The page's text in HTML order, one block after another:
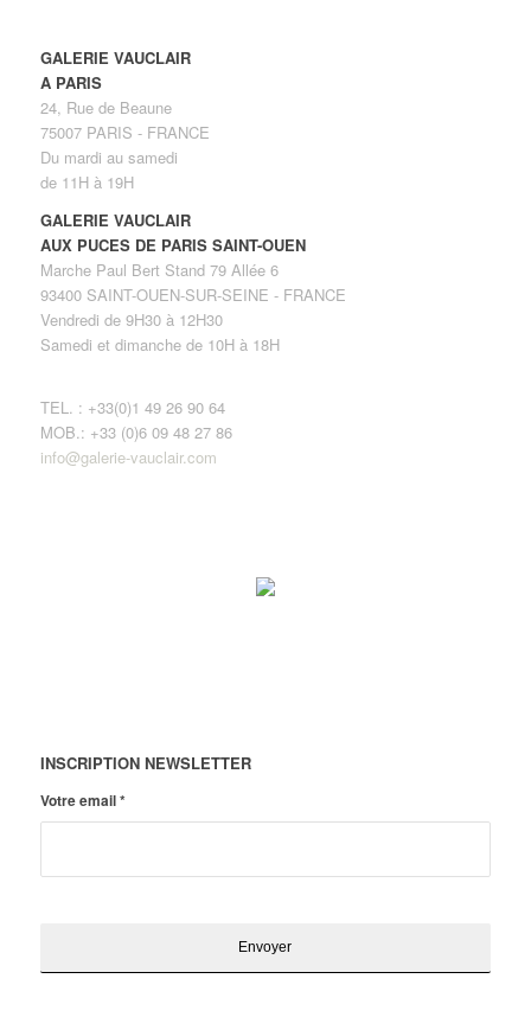
GALERIE VAUCLAIR
A PARIS
24, Rue de Beaune
75007 PARIS - FRANCE
Du mardi au samedi
de 11H à 19H
GALERIE VAUCLAIR
AUX PUCES DE PARIS SAINT-OUEN
Marche Paul Bert Stand 79 Allée 6
93400 SAINT-OUEN-SUR-SEINE - FRANCE
Vendredi de 9H30 à 12H30
Samedi et dimanche de 10H à 18H
TEL. : +33(0)1 49 26 90 64
MOB.: +33 (0)6 09 48 27 86
info@galerie-vauclair.com
INSCRIPTION NEWSLETTER
Votre email*